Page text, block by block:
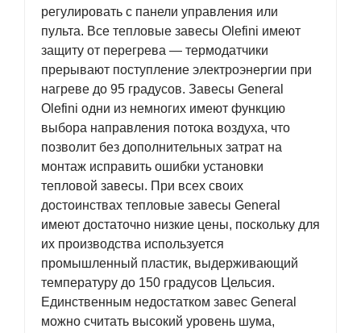
регулировать с панели управления или
пульта. Все тепловые завесы Olefini имеют
защиту от перегрева — термодатчики
прерывают поступление электроэнергии при
нагреве до 95 градусов. Завесы General
Olefini одни из немногих имеют функцию
выбора направления потока воздуха, что
позволит без дополнительных затрат на
монтаж исправить ошибки установки
тепловой завесы. При всех своих
достоинствах тепловые завесы General
имеют достаточно низкие цены, поскольку для
их производства используется
промышленный пластик, выдерживающий
температуру до 150 градусов Цельсия.
Единственным недостатком завес General
можно считать высокий уровень шума,